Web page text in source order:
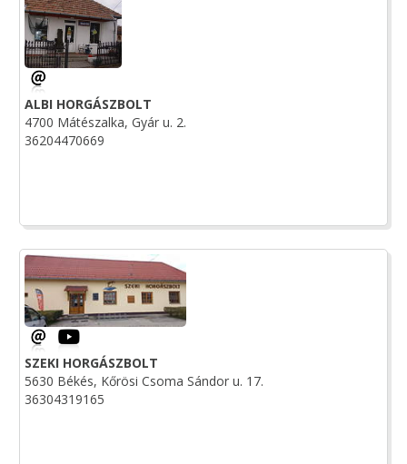
ALBI HORGÁSZBOLT
4700 Mátészalka, Gyár u. 2.
36204470669
SZEKI HORGÁSZBOLT
5630 Békés, Kőrösi Csoma Sándor u. 17.
36304319165